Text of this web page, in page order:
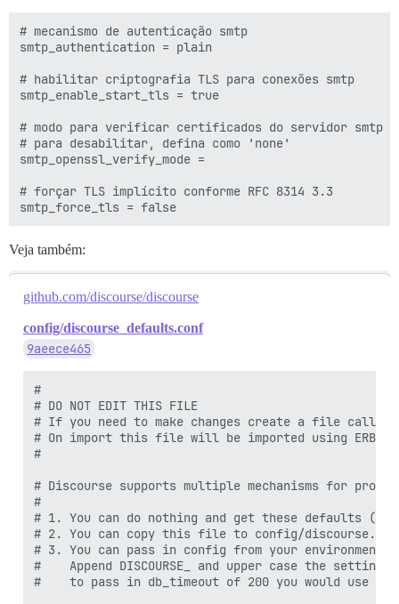
# mecanismo de autenticação smtp
smtp_authentication = plain
# habilitar criptografia TLS para conexões smtp
smtp_enable_start_tls = true
# modo para verificar certificados do servidor smtp
# para desabilitar, defina como 'none'
smtp_openssl_verify_mode =
# forçar TLS implícito conforme RFC 8314 3.3
Veja também:
github.com/discourse/discourse
config/discourse_defaults.conf
9aeece465
#
# DO NOT EDIT THIS FILE
# If you need to make changes create a file
# On import this file will be imported using ERB
#
# Discourse supports multiple mechanisms for
#
# 1. You can do nothing and get these defaults (not
# 2. You can copy this file to config/
# 3. You can pass in config from your
#    Append DISCOURSE_ and upper case the setting
#    to pass in db_timeout of 200 you would use